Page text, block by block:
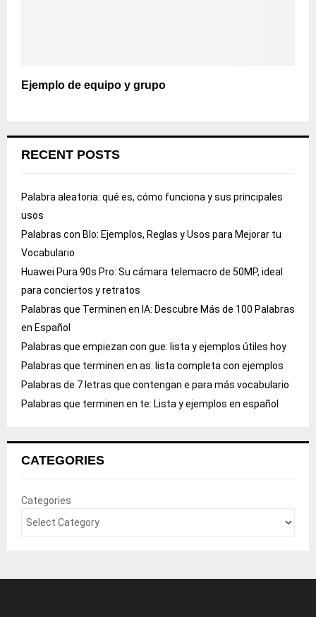
Ejemplo de equipo y grupo
RECENT POSTS
Palabra aleatoria: qué es, cómo funciona y sus principales
usos
Palabras con Blo: Ejemplos, Reglas y Usos para Mejorar tu
Vocabulario
Huawei Pura 90s Pro: Su cámara telemacro de 50MP, ideal
para conciertos y retratos
Palabras que Terminen en IA: Descubre Más de 100 Palabras
en Español
Palabras que empiezan con gue: lista y ejemplos útiles hoy
Palabras que terminen en as: lista completa con ejemplos
Palabras de 7 letras que contengan e para más vocabulario
Palabras que terminen en te: Lista y ejemplos en español
CATEGORIES
Categories